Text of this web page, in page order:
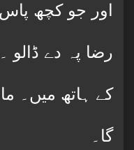
اور جو کچھ
رضا پہ دے
کے ہاتھ میں۔
گا۔